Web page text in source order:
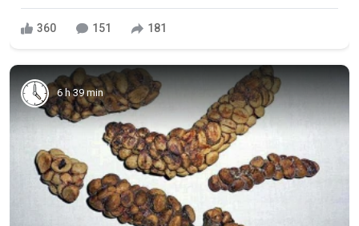
360 151 181
6 h 39 min